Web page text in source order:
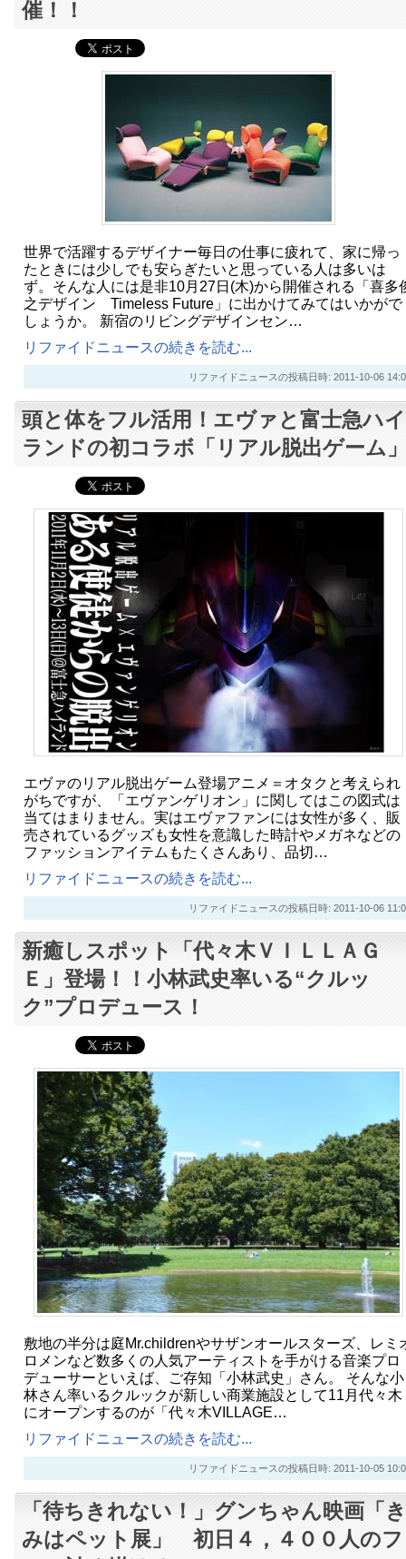
催！！
世界で活躍するデザイナー毎日の仕事に疲れて、家に帰っ
たときには少しでも安らぎたいと思っている人は多いは
ず。そんな人には是非10月27日(木)から開催される「喜多
之デザイン Timeless Future」に出かけてみてはいかがで
しょうか。 新宿のリビングデザインセン…
リファイドニュースの続きを読む...
リファイドニュースの投稿日時: 2011-10-06
頭と体をフル活用！エヴァと富士急ハイ
ランドの初コラボ「リアル脱出ゲーム
エヴァのリアル脱出ゲーム登場アニメ＝オタクと考えられ
がちですが、「エヴァンゲリオン」に関してはこの図式は
当てはまりません。実はエヴァファンには女性が多く、販
売されているグッズも女性を意識した時計やメガネなどの
ファッションアイテムもたくさんあり、品切…
リファイドニュースの続きを読む...
リファイドニュースの投稿日時: 2011-10-06
新癒しスポット「代々木ＶＩＬＬＡＧ
Ｅ」登場！！小林武史率いる“クルッ
ク”プロデュース！
敷地の半分は庭Mr.childrenやサザンオールスターズ、レミ
ロメンなど数多くの人気アーティストを手がける音楽プロ
デューサーといえば、ご存知「小林武史」さん。 そんな小
林さん率いるクルックが新しい商業施設として11月代々木
にオープンするのが「代々木VILLAGE…
リファイドニュースの続きを読む...
リファイドニュースの投稿日時: 2011-10-05
「待ちきれない！」グンちゃん映画「き
みはペット展」 初日４，４００人のフ